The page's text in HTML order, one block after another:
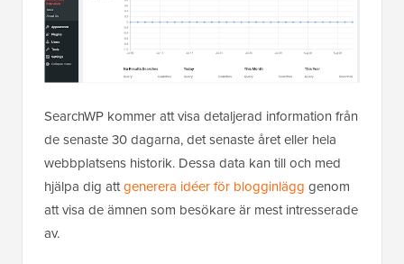
SearchWP kommer att visa detaljerad information från
de senaste 30 dagarna, det senaste året eller hela
webbplatsens historik. Dessa data kan till och med
hjälpa dig attgenerera idéer för blogginlägg genom
att visa de ämnen som besökare är mest intresserade
av.